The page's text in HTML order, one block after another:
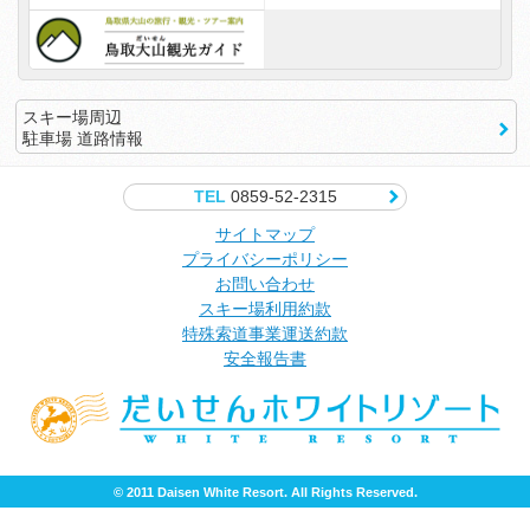
スキー場周辺
駐車場 道路情報
TEL0859-52-2315
サイトマップ
プライバシーポリシー
お問い合わせ
スキー場利用約款
特殊索道事業運送約款
安全報告書
© 2011 Daisen White Resort. All Rights Reserved.